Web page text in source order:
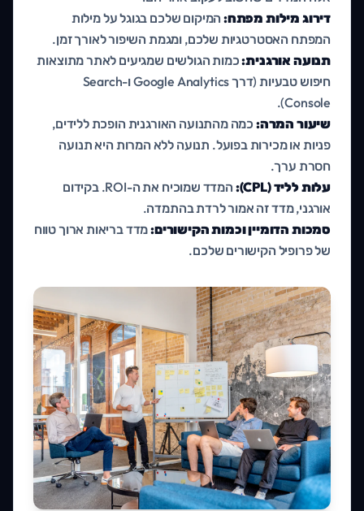
דירוג מילות מפתח: המיקום שלכם בגוגל על מילות
המפתח האסטרטגיות שלכם, ומגמת השיפור לאורך זמן.
תנועה אורגנית:כמות הגולשים שמגיעים לאתר מתוצאות
חיפוש טבעיות (דרך Google Analytics ו-Search
Console).
שיעור המרה: כמה מהתנועה האורגנית הופכת ללידים,
פניות או מכירות בפועל. תנועה ללא המרות היא תנועה
חסרת ערך.
עלות לליד (CPL):
המדד שמוכיח את ה-ROI. בקידום
אורגני, מדד זה אמור לרדת בהתמדה.
סמכות הדומיין וכמות הקישורים:מדד בריאות ארוך טווח
של פרופיל הקישורים שלכם.